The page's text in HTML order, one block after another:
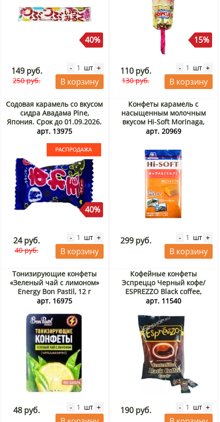
40%
149 руб.
250 руб.
- шт +
В корзину
15%
110 руб.
130 руб.
- шт +
В корзину
Содовая карамель со вкусом
сидра Авадама Pine,
Япония. Срок до 01.09.2026.
Распродажа
арт. 13975
40%
24 руб.
40 руб.
- шт +
В корзину
Конфеты карамель с
насыщенным молочным
вкусом Hi-Soft Morinaga,
Япония, 58,8 г
арт. 20969
299 руб. - шт +
В корзину
Тонизирующие конфеты
«Зеленый чай с лимоном»
Energy Bon Pastil, 12 г
арт. 16975
48 руб. - шт +
Кофейные конфеты
Эспреццо Черный кофе/
ESPREZZO Black coffee,
Индонезия 150 г
арт. 11540
190 руб. - шт +